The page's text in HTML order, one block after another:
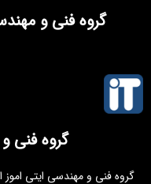
گروه فنی و
گروه فنی